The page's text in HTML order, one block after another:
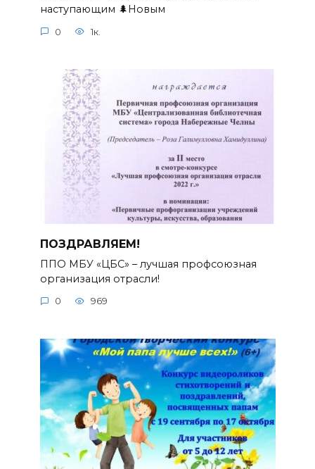
наступающим 🌲Новым
0 1к.
ПОЗДРАВЛЯЕМ!
ППО МБУ «ЦБС» – лучшая профсоюзная
организация отрасли!
0 969